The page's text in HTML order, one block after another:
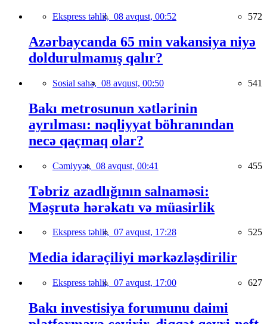
Ekspress təhlil, 08 avqust, 00:52 572
Azərbaycanda 65 min vakansiya niyə
doldurulmamış qalır?
Sosial sahə, 08 avqust, 00:50 541
Bakı metrosunun xətlərinin
ayrılması: nəqliyyat böhranından
necə qaçmaq olar?
Cəmiyyət, 08 avqust, 00:41 455
Təbriz azadlığının salnaməsi:
Məşrutə hərəkatı və müasirlik
Ekspress təhlil, 07 avqust, 17:28 525
Media idarəçiliyi mərkəzləşdirilir
Ekspress təhlil, 07 avqust, 17:00 627
Bakı investisiya forumunu daimi